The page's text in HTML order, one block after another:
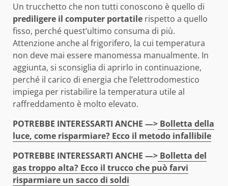
Un trucchetto che non tutti conoscono è quello di
prediligere il computer portatile rispetto a quello
fisso, perché quest’ultimo consuma di più.
Attenzione anche al frigorifero, la cui temperatura
non deve mai essere manomessa manualmente. In
aggiunta, si sconsiglia di aprirlo in continuazione,
perché il carico di energia che l’elettrodomestico
impiega per ristabilire la temperatura utile al
raffreddamento è molto elevato.
POTREBBE INTERESSARTI ANCHE —> Bolletta della
luce, come risparmiare? Ecco il metodo infallibile
POTREBBE INTERESSARTI ANCHE —> Bolletta del
gas troppo alta? Ecco il trucco che può farvi
risparmiare un sacco di soldi